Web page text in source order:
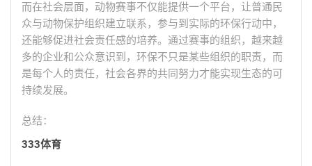
而在社会层面，动物赛事不仅能提供一个平台，让普通民
众与动物保护组织建立联系，参与到实际的环保行动中，
还能够促进社会责任感的培养。通过赛事的组织，越来越
多的企业和公众意识到，环保不只是某些组织的职责，而
是每个人的责任，社会各界的共同努力才能实现生态的可
持续发展。
总结：
333体育